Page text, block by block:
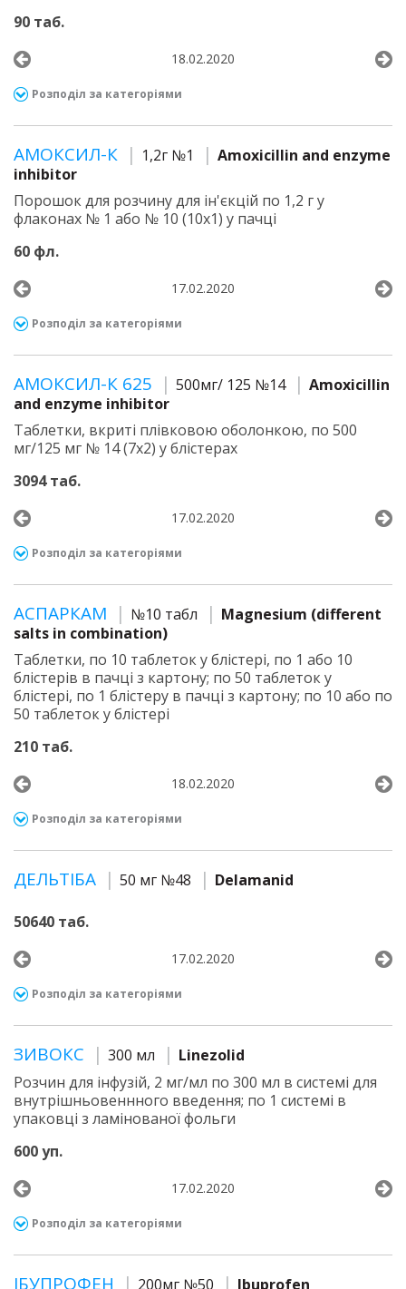
90 таб.
18.02.2020
Розподіл за категоріями
АМОКСИЛ-К 1,2г №1
Amoxicillin and enzyme
inhibitor
Порошок для розчину для ін'єкцій по 1,2 г у
флаконах № 1 або № 10 (10х1) у пачці
60 фл.
17.02.2020
Розподіл за категоріями
АМОКСИЛ-К 625 500мг/ 125 №14
Amoxicillin
and enzyme inhibitor
Таблетки, вкриті плівковою оболонкою, по 500
мг/125 мг № 14 (7х2) у блістерах
3094 таб.
17.02.2020
Розподіл за категоріями
АСПАРКАМ №10 табл
Magnesium (different
salts in combination)
Таблетки, по 10 таблеток у блістері, по 1 або 10
блістерів в пачці з картону; по 50 таблеток у
блістері, по 1 блістеру в пачці з картону; по 10 або по
50 таблеток у блістері
210 таб.
18.02.2020
Розподіл за категоріями
ДЕЛЬТІБА 50 мг №48 Delamanid
50640 таб.
17.02.2020
Розподіл за категоріями
ЗИВОКС 300 мл
Linezolid
Розчин для інфузій, 2 мг/мл по 300 мл в системі для
внутрішньовеннного введення; по 1 системі в
упаковці з ламінованої фольги
600 уп.
17.02.2020
Розподіл за категоріями
ІБУПРОФЕН 200мг №50 Ibuprofen